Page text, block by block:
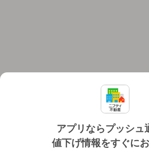
アプリならプッシュ
値下げ情報をすぐに
個人情報保護ポリシー